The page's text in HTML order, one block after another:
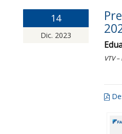
14
Dic. 2023
VTV